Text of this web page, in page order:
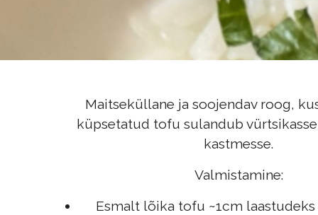
Maitseküllane ja soojendav roog,
küpsetatud tofu sulandub
kastmesse.
Valmistamine:
Esmalt lõika tofu ~1cm